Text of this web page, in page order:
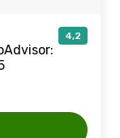
4,2